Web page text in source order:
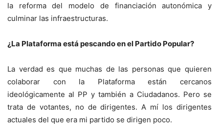
la reforma del modelo de financiación autonómica y
culminar las infraestructuras.
¿La Plataforma está pescando en el Partido Popular?
La verdad es que muchas de las personas que quieren
colaborar con la Plataforma están cercanos
ideológicamente al PP y también a Ciudadanos. Pero se
trata de votantes, no de dirigentes. A mí los dirigentes
actuales del que era mi partido se dirigen poco.